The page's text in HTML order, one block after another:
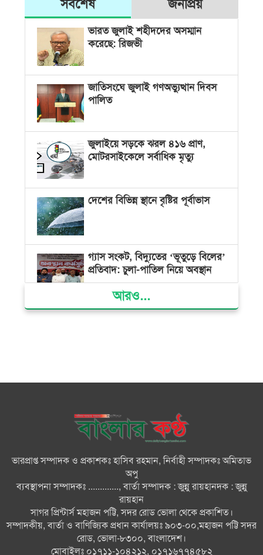
সর্বশেষ জনপ্রিয়
ভারত জুলাই শহীদদের অসম্মান
করেছে: রিজভী
জাতিসংঘে জুলাই গণঅভ্যুত্থান দিবস
পালিত
জুলাইয়ে সড়কে ঝরল ৪১৬ প্রাণ,
মোটরসাইকেলে সর্বাধিক মৃত্যু
দেশের বিভিন্ন স্থানে বৃষ্টির পূর্বাভাস
গ্যাস সংকট, বিদ্যুতের ‘ভূতুড়ে বিলের’
প্রতিবাদ: চুলা-পাতিল নিয়ে অবস্থান
ক্ষমতার কেন্দ্র গণভবন থেকে রক্তাক্ত
ভোলায় ১১ দলীয় জোটের বিক্ষোভ
সমাবেশ ও গণমিছিল
বোরহানউদ্দিনে কিশোরীকে সংঘবদ্ধ
ধর্ষণ ও ভিডিও ধারণ ও ছড়িয়ে
দেওয়ার অভিযোগ তিন জন গ্রেপ্তার,
থানায় মামলা
ভোলায় নানা আয়োজনে জুলাই
গণঅভ্যুত্থান দিবস পালন
আরও...
ভারপ্রাপ্ত সম্পাদক ও প্রকাশকঃ হাসিব রহমান, নির্বাহী সম্পাদকঃ অমিতাভ
অপু
ব্যবস্থাপনা সম্পাদকঃ ............., বার্তা সম্পাদক : জুন্নু রায়হানদক : জুন্নু
রায়হান
সাগর প্রিন্টার্স মহাজন পট্টি, সদর রোড ভোলা থেকে প্রকাশিত।
সম্পাদকীয়, বার্তা ও বাণিজ্যিক প্রধান কার্যালয়ঃ ৯০৩-০০,মহাজন পট্টি সদর
রোড, ভোলা-৮৩০০, বাংলাদেশ।
মোবাইলঃ ০১৭১১-১০৪২১২, ০১৭১৬৭৭৪৫৮২